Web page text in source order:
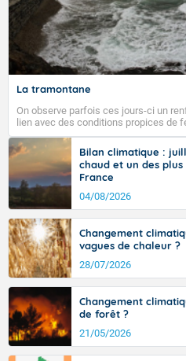
La tramontane
On observe parfois ces jours-ci un
lien avec des conditions propices de
tramontane ? Quelles sont ses
vent turbulent soufflant de secteur
ouest, dans un secteur qui part du
l’ouest de l’Hérault. L’étymologie de
signifiant au-delà des monts, en
d’où provient ce vent.
Bilan climatique :
chaud et un des
France
04/08/2026
Changement
vagues de chaleur ?
28/07/2026
Changement
de forêt ?
21/05/2026